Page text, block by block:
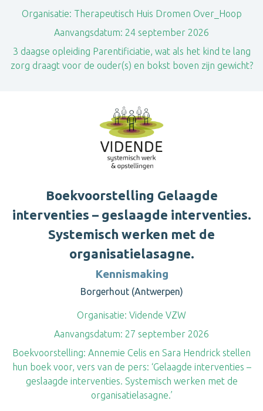
Organisatie: Therapeutisch Huis Dromen Over_Hoop
Aanvangsdatum: 24 september 2026
3 daagse opleiding Parentificiatie, wat als het kind te lang
zorg draagt voor de ouder(s) en bokst boven zijn gewicht?
Boekvoorstelling Gelaagde
interventies – geslaagde interventies.
Systemisch werken met de
organisatielasagne.
Kennismaking
Borgerhout (Antwerpen)
Organisatie: Vidende VZW
Aanvangsdatum: 27 september 2026
Boekvoorstelling: Annemie Celis en Sara Hendrick stellen
hun boek voor, vers van de pers: ‘Gelaagde interventies –
geslaagde interventies. Systemisch werken met de
organisatielasagne.’